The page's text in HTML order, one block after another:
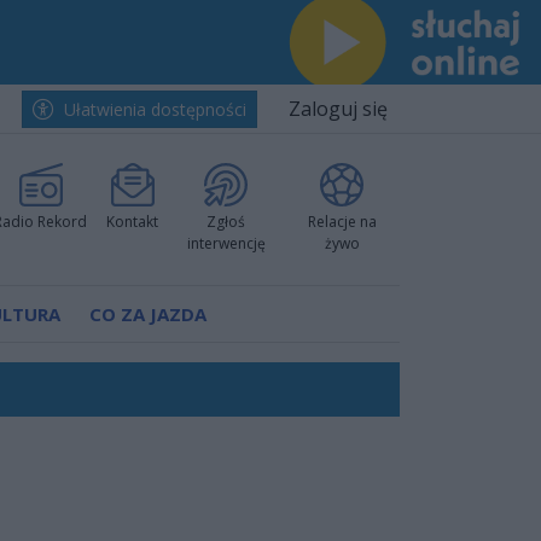
Ułatwienia dostępności Zaloguj się
Rekord Kontakt
Zgłoś
interwencję
Relacje na
żywo
CO ZA JAZDA